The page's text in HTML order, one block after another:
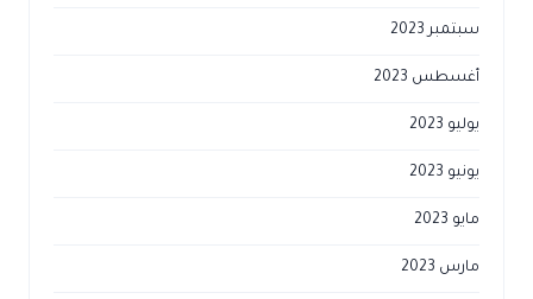
سبتمبر 2023
أغسطس 2023
يوليو 2023
يونيو 2023
مايو 2023
مارس 2023